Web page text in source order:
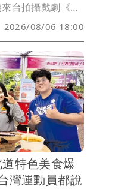
台拍攝戲劇《要
少粉絲頻頻巧遇
始源」熱潮。沒
「只有崔始源可
的把本尊釣出現
批網友。
2026/08/06 18:00
特色美食爆
灣運動員都說